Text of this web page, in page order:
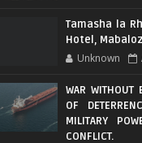
Tamasha la
Hotel,
Unknown
WAR WITHOUT
OF
MILITARY
CONFLICT.